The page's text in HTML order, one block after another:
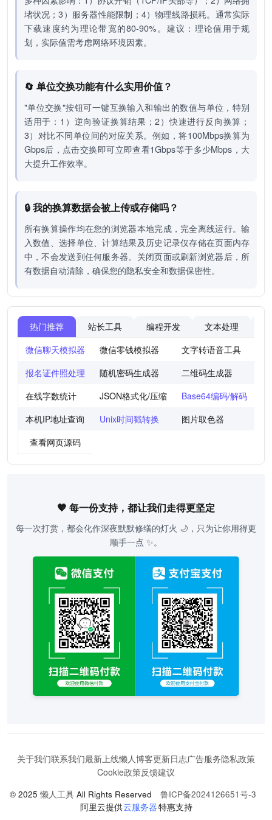
堵状况；3）服务器性能限制；4）物理线路损耗。通常实际
下载速度约为理论带宽的80-90%。建议：理论值用于规
划，实际值需考虑网络环境因素。
🔄 单位交换功能有什么实用价值？
"单位交换"按钮可一键互换输入和输出的数值与单位，特别
适用于：1）逆向验证换算结果；2）快速进行反向换算；
3）对比不同单位间的对应关系。例如，将100Mbps换算为
Gbps后，点击交换即可立即查看1Gbps等于多少Mbps，大
大提升工作效率。
🔒 我的换算数据会被上传或存储吗？
所有换算操作均在您的浏览器本地完成，完全离线运行。输
入数值、选择单位、计算结果及历史记录仅存储在页面内存
中，不会发送到任何服务器。关闭页面或刷新浏览器后，所
有数据自动清除，确保您的隐私安全和数据保密性。
热门推荐 站长工具 编程开发 文本处理
微信聊天模拟器
微信零钱模拟器 文字转语音工具
报名证件照处理
随机密码生成器 二维码生成器
在线字数统计
JSON格式化/压缩 Base64编码/解码
本机IP地址查询
Unix时间戳转换 图片取色器
查看网页源码
🧡 每一份支持，都让我们走得更坚定
每一次打赏，都会化作深夜默默修缮的灯火 🌙，只为让你用得更
顺手一点 ✨。
关于我们联系我们最新上线懒人博客更新日志广告服务隐私政策
Cookie政策反馈建议
© 2025懒人工具 All Rights Reserved
鲁ICP备2024126651号-3
阿里云提供云服务器特惠支持